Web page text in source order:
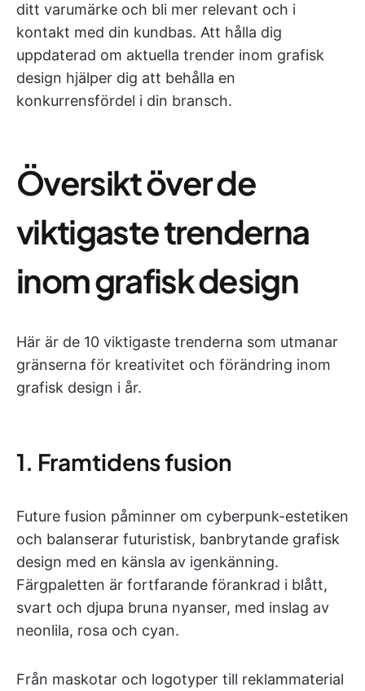
ditt varumärke och bli mer relevant och i
kontakt med din kundbas. Att hålla dig
uppdaterad om aktuella trender inom grafisk
design hjälper dig att behålla en
konkurrensfördel i din bransch.
Översikt över de
viktigaste trenderna
inom grafisk design
Här är de 10 viktigaste trenderna som utmanar
gränserna för kreativitet och förändring inom
grafisk design i år.
1. Framtidens fusion
Future fusion påminner om cyberpunk-estetiken
och balanserar futuristisk, banbrytande grafisk
design med en känsla av igenkänning.
Färgpaletten är fortfarande förankrad i blått,
svart och djupa bruna nyanser, med inslag av
neonlila, rosa och cyan.
Från maskotar och logotyper till reklammaterial